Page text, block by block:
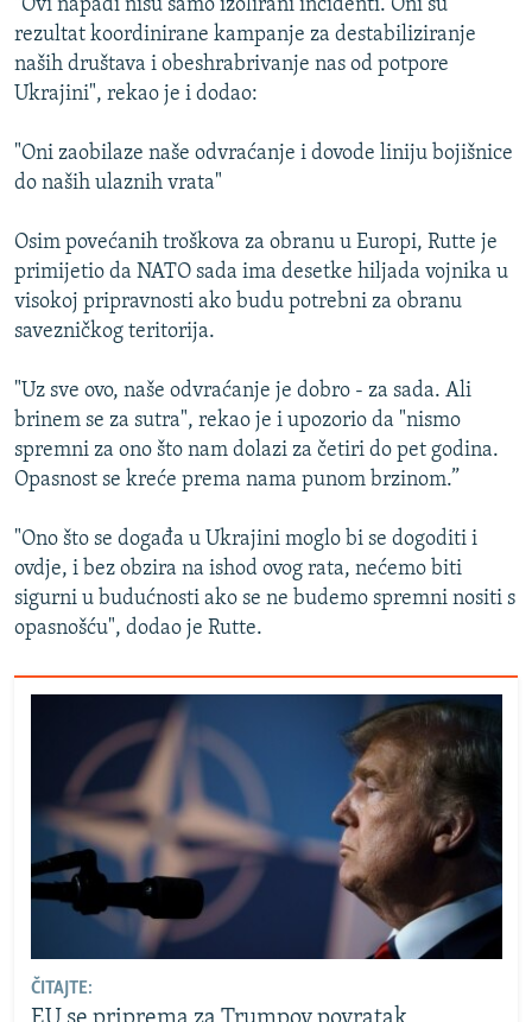
"Ovi napadi nisu samo izolirani incidenti. Oni su
rezultat koordinirane kampanje za destabiliziranje
naših društava i obeshrabrivanje nas od potpore
Ukrajini", rekao je i dodao:
"Oni zaobilaze naše odvraćanje i dovode liniju bojišnice
do naših ulaznih vrata"
Osim povećanih troškova za obranu u Europi, Rutte je
primijetio da NATO sada ima desetke hiljada vojnika u
visokoj pripravnosti ako budu potrebni za obranu
savezničkog teritorija.
"Uz sve ovo, naše odvraćanje je dobro - za sada. Ali
brinem se za sutra", rekao je i upozorio da "nismo
spremni za ono što nam dolazi za četiri do pet godina.
Opasnost se kreće prema nama punom brzinom.”
"Ono što se događa u Ukrajini moglo bi se dogoditi i
ovdje, i bez obzira na ishod ovog rata, nećemo biti
sigurni u budućnosti ako se ne budemo spremni nositi s
opasnošću", dodao je Rutte.
ČITAJTE: